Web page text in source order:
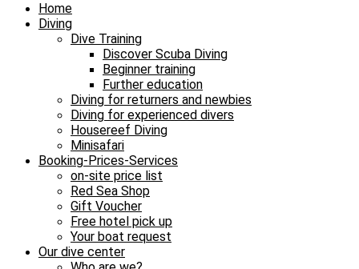
Home
Diving
Dive Training
Discover Scuba Diving
Beginner training
Further education
Diving for returners and newbies
Diving for experienced divers
Housereef Diving
Minisafari
Booking-Prices-Services
on-site price list
Red Sea Shop
Gift Voucher
Free hotel pick up
Your boat request
Our dive center